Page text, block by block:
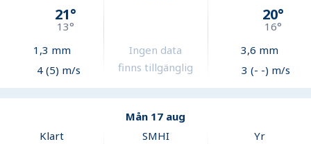
21°
13°
1,3 mm
4 (5) m/s
Ingen data
finns tillgänglig
20°
16°
3,6 mm
3 (- -) m/s
Mån 17 aug
Klart
SMHI Yr